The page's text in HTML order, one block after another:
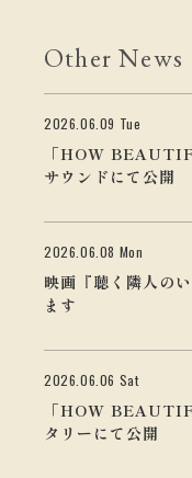
Other News
2026.06.09 Tue
「HOW
サウンドにて公開
2026.06.08 Mon
映画『聴く隣人の
ます
2026.06.06 Sat
「HOW
タリーにて公開